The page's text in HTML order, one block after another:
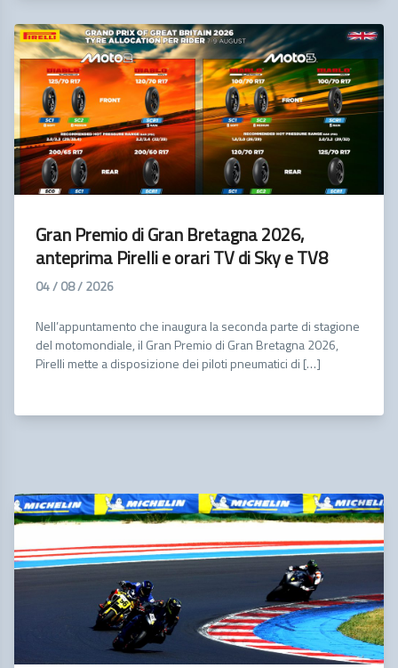
Gran Premio di Gran Bretagna 2026,
anteprima Pirelli e orari TV di Sky e TV8
04 / 08 / 2026
Nell’appuntamento che inaugura la seconda parte di stagione
del motomondiale, il Gran Premio di Gran Bretagna 2026,
Pirelli mette a disposizione dei piloti pneumatici di […]